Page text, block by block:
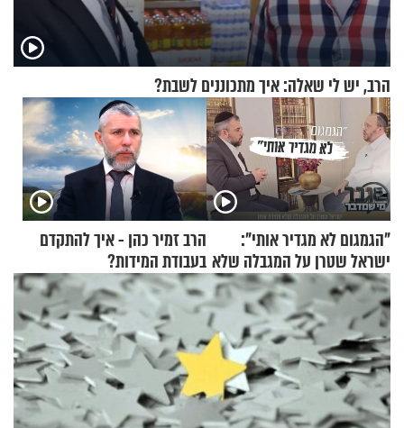
הרב, יש לי שאלה: איך מתכוננים לשבת?
"הגמגום לא מגדיר אותי":
ישראל שטרן על המגבלה שלא
עוצרת אותו
הרב זמיר כהן - איך להתקדם
בעבודת המידות?